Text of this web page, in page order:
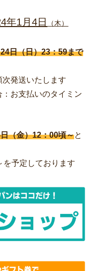
年1月4日 （木）
日（日）23：59まで
発送いたします
お支払いのタイミン
（金）12：00頃～と
予定しております